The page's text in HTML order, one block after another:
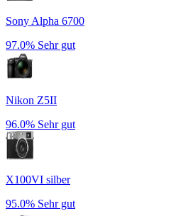
Sony Alpha 6700
97.0% Sehr gut
Nikon Z5II
96.0% Sehr gut
X100VI silber
95.0% Sehr gut